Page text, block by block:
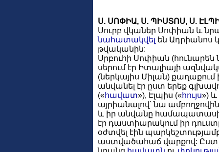
Ս. ՍՈՓԻԱ, Ս. ՊԻՍՏՈՍ, Ս.
Սուրբ վկաներ Սոփիան և
նահատակվել են Ադրիանոս
թվականին:
Սրբուհի Սոփիան (հունարեն
սերում էր Իտալիայի
(ներկայիս Միլան) քաղաքում
անվանել էր ըստ երեք
(«հավատ»), Էլպիս («հույս»)
այրիանալով՝ նա ամբողջովին
և իր անվանը
էր դաստիարակում իր
օժտվել էին
աստվածահաճ վարքով: Ըստ